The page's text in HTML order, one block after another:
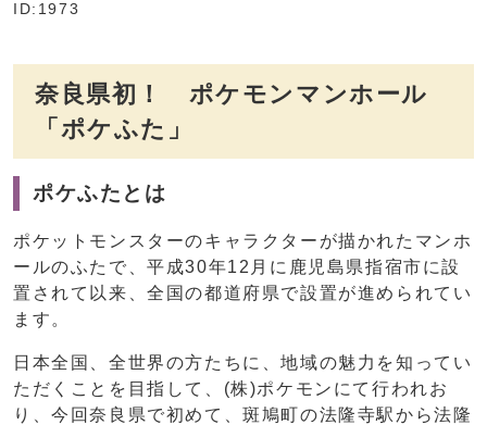
ID:1973
奈良県初！ ポケモンマンホール
「ポケふた」
ポケふたとは
ポケットモンスターのキャラクターが描かれたマンホ
ールのふたで、平成30年12月に鹿児島県指宿市に設
置されて以来、全国の都道府県で設置が進められてい
ます。
日本全国、全世界の方たちに、地域の魅力を知ってい
ただくことを目指して、(株)ポケモンにて行われお
り、今回奈良県で初めて、斑鳩町の法隆寺駅から法隆